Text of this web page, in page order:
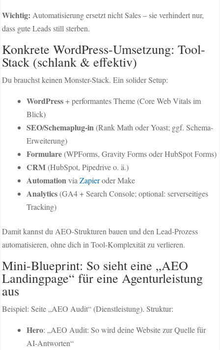
Wichtig: Automatisierung ersetzt nicht Sales – sie verhindert nur,
dass gute Leads still sterben.
Konkrete WordPress-Umsetzung: Tool-
Stack (schlank & effektiv)
Du brauchst keinen Monster-Stack. Ein solider Setup:
WordPress+ performantes Theme (Core Web Vitals im
Blick)
SEO/Schemaplug-in(Rank Math oder Yoast; ggf. Schema-
Erweiterung)
Formulare(WPForms, Gravity Forms oder HubSpot Forms)
CRM(HubSpot, Pipedrive o. ä.)
AutomationviaZapieroder Make
Analytics(GA4 + Search Console; optional: serverseitiges
Tracking)
Damit kannst du AEO-Strukturen bauen und den Lead-Prozess
automatisieren, ohne dich in Tool-Komplexität zu verlieren.
Mini-Blueprint: So sieht eine „AEO
Landingpage“ für eine Agenturleistung
aus
Beispiel: Seite „AEO Audit“ (Dienstleistung). Struktur:
Hero: „AEO Audit: So wird deine Website zur Quelle für
AI-Antworten“